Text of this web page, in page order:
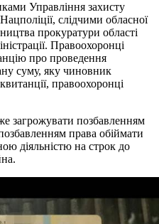
Управління захисту
слідчими обласної
прокуратури області
Правоохоронці
про проведення
суму, яку чиновник
правоохоронці
загрожувати позбавленням
права обіймати
діяльністю на строк до